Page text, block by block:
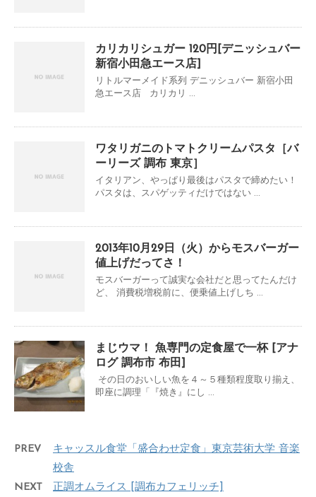
カリカリシュガー 120円[デニッシュバー
新宿小田急エース店]
リトルマーメイド系列 デニッシュバー 新宿小田
急エース店 カリカリ ...
ワタリガニのトマトクリームパスタ［バ
ーリーズ 調布 東京］
イタリアン、やっぱり最後はパスタで締めたい！
パスタは、スパゲッティだけではない ...
2013年10月29日（火）からモスバーガー
値上げだってさ！
モスバーガーって誠実な会社だと思ってたんだけ
ど、 消費税増税前に、便乗値上げしち ...
まじウマ！ 魚専門の定食屋で一杯 [アナ
ログ 調布市 布田]
その日のおいしい魚を４～５種類程度取り揃え、
即座に調理「『焼き』にし ...
PREV
キャッスル食堂「盛合わせ定食」東京芸術大学 音楽
校舎
NEXT
正調オムライス [調布カフェリッチ]